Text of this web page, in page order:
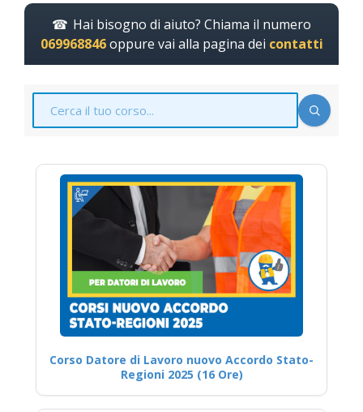
Hai bisogno di aiuto? Chiama il numero
069968846oppure vai alla pagina dei contatti
Corso Datore di Lavoro nuovo Accordo Stato-
Regioni 2025 (16 Ore)